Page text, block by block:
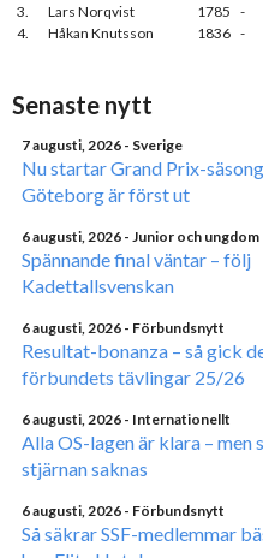
3.
Lars Norqvist 1785 -
4.
Håkan Knutsson 1836 -
Senaste nytt
7 augusti, 2026 - Sverige
Nu startar Grand Prix-
Göteborg är först ut
6 augusti, 2026 - Junior och ungdom
Spännande final väntar – följ
Kadettallsvenskan
6 augusti, 2026 - Förbundsnytt
Resultat-bonanza – så gick
förbundets tävlingar 25/26
6 augusti, 2026 - Internationellt
Alla OS-lagen är klara – men
stjärnan saknas
6 augusti, 2026 - Förbundsnytt
Så säkrar SSF-medlemmar